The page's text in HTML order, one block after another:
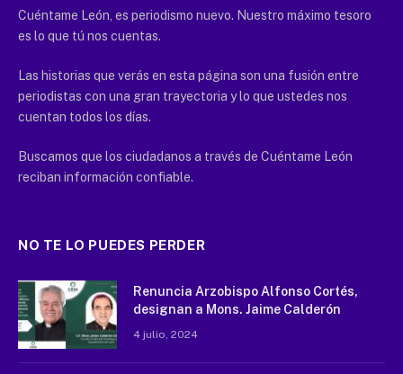
Cuéntame León, es periodismo nuevo. Nuestro máximo tesoro
es lo que tú nos cuentas.
Las historias que verás en esta página son una fusión entre
periodistas con una gran trayectoria y lo que ustedes nos
cuentan todos los días.
Buscamos que los ciudadanos a través de Cuéntame León
reciban información confiable.
NO TE LO PUEDES PERDER
Renuncia Arzobispo Alfonso Cortés,
designan a Mons. Jaime Calderón
4 julio, 2024